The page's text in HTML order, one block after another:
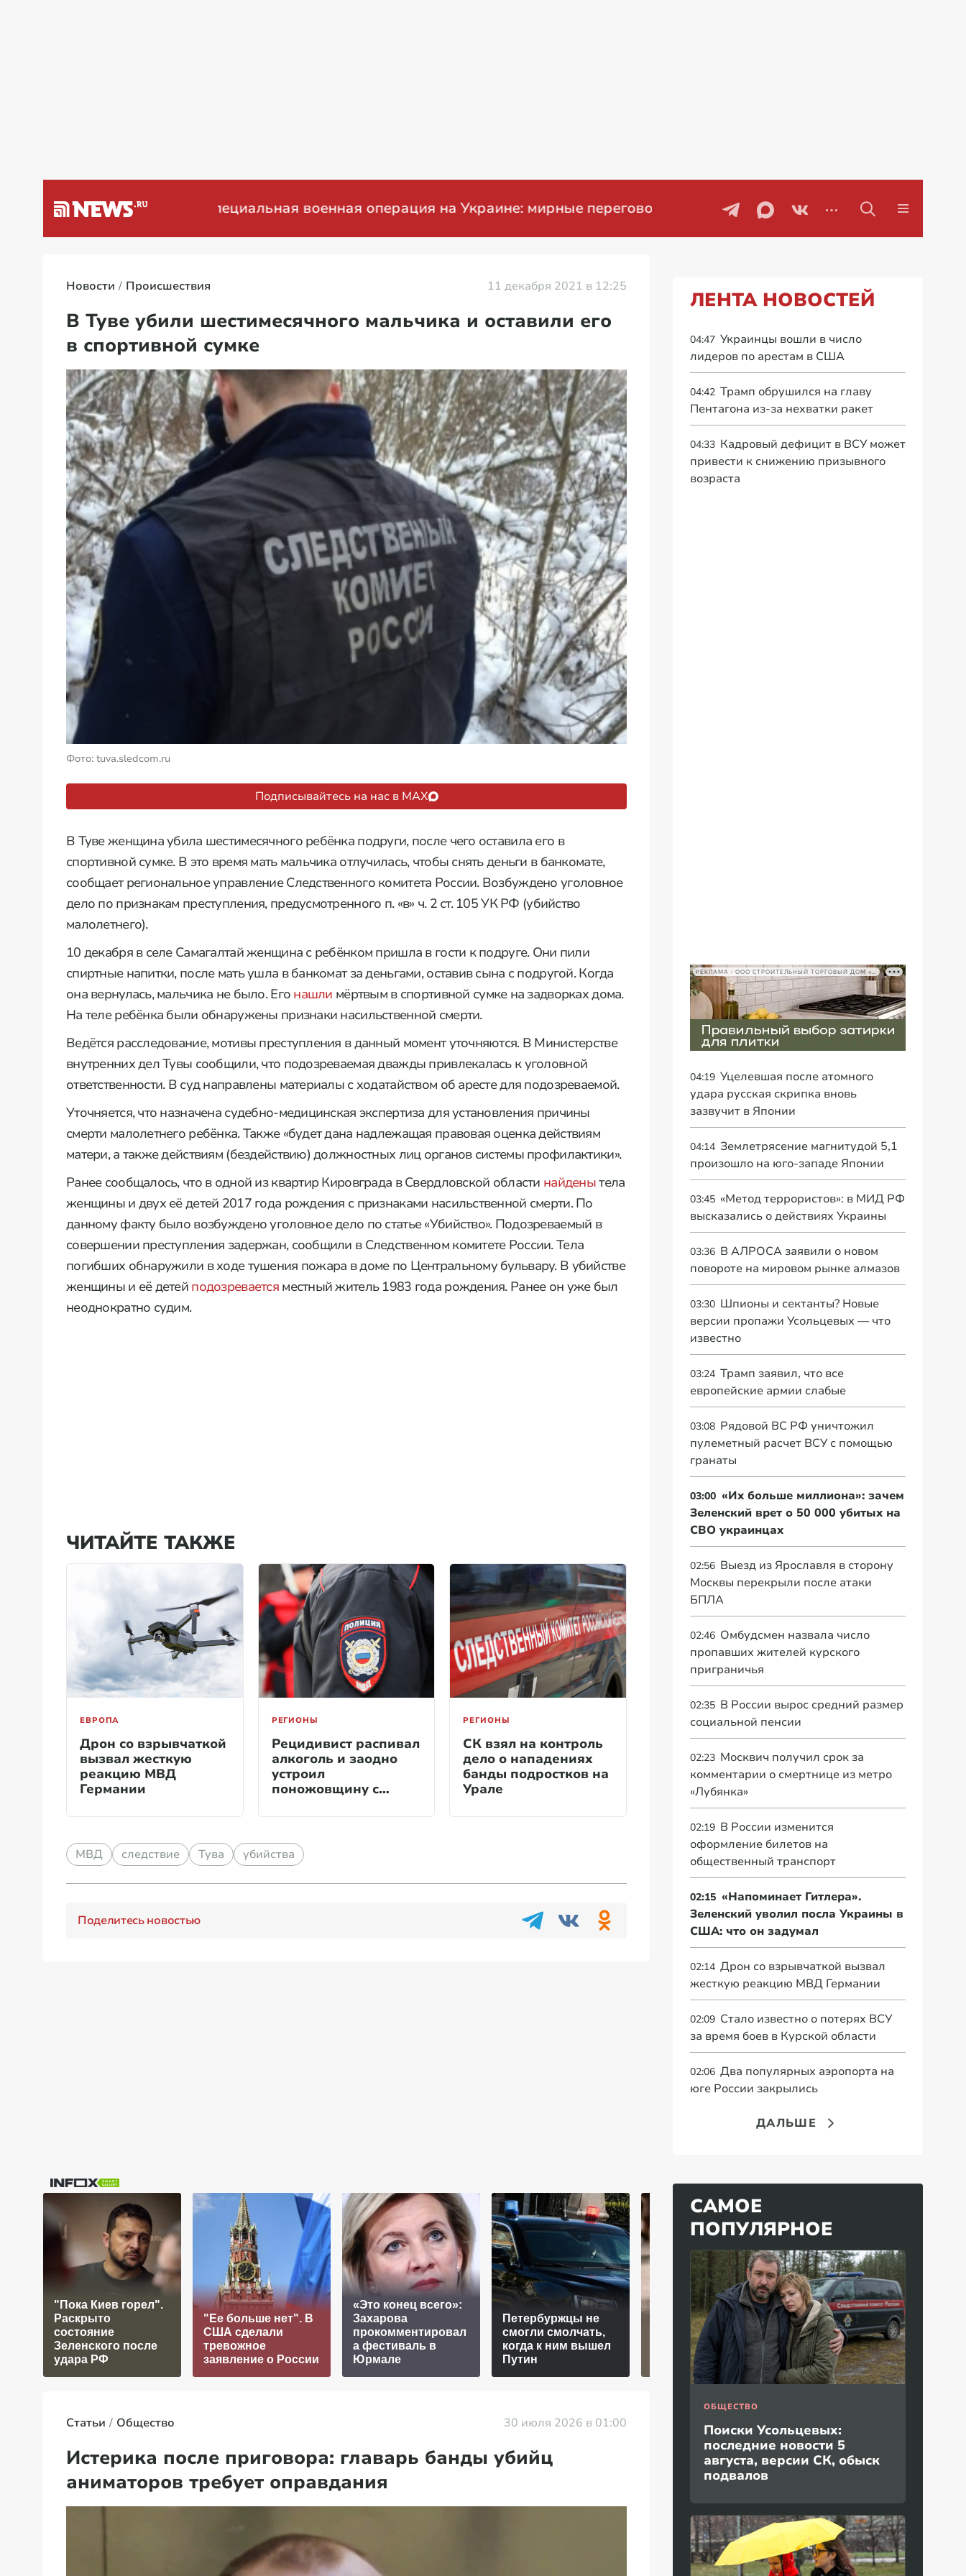
Специальная военная операция на Украине: мирные переговоры Проблемы с бензином в
Новости Происшествия 11 декабря 2021 в 12:25
В Туве убили шестимесячного мальчика и оставили его
в спортивной сумке
Фото: tuva.sledcom.ru
Подписывайтесь на нас в MAX
В Туве женщина убила шестимесячного ребёнка подруги, после чего оставила его в
спортивной сумке. В это время мать мальчика отлучилась, чтобы снять деньги в банкомате,
сообщает региональное управление Следственного комитета России. Возбуждено уголовное
дело по признакам преступления, предусмотренного п. «в» ч. 2 ст. 105 УК РФ (убийство
малолетнего).
10 декабря в селе Самагалтай женщина с ребёнком пришла в гости к подруге. Они пили
спиртные напитки, после мать ушла в банкомат за деньгами, оставив сына с подругой. Когда
она вернулась, мальчика не было. Его нашли мёртвым в спортивной сумке на задворках дома.
На теле ребёнка были обнаружены признаки насильственной смерти.
Ведётся расследование, мотивы преступления в данный момент уточняются. В Министерстве
внутренних дел Тувы сообщили, что подозреваемая дважды привлекалась к уголовной
ответственности. В суд направлены материалы с ходатайством об аресте для подозреваемой.
Уточняется, что назначена судебно-медицинская экспертиза для установления причины
смерти малолетнего ребёнка. Также «будет дана надлежащая правовая оценка действиям
матери, а также действиям (бездействию) должностных лиц органов системы профилактики».
Ранее сообщалось, что в одной из квартир Кировграда в Свердловской области найденытела
женщины и двух её детей 2017 года рождения с признаками насильственной смерти. По
данному факту было возбуждено уголовное дело по статье «Убийство». Подозреваемый в
совершении преступления задержан, сообщили в Следственном комитете России. Тела
погибших обнаружили в ходе тушения пожара в доме по Центральному бульвару. В убийстве
женщины и её детей подозреваетсяместный житель 1983 года рождения. Ранее он уже был
неоднократно судим.
ЧИТАЙТЕ ТАКЖЕ
ЕВРОПА
Дрон со взрывчаткой
вызвал жесткую
реакцию МВД
Германии
РЕГИОНЫ
Рецидивист распивал
алкоголь и заодно
устроил
поножовщину с
РЕГИОНЫ
СК взял на контроль
дело о нападениях
банды подростков на
Урале
МВД следствие Тува убийства
Поделитесь новостью
"Пока Киев горел".
Раскрыто
состояние
Зеленского после
удара РФ
"Ее больше нет". В
США сделали
тревожное
заявление о России
«Это конец всего»:
Захарова
прокомментировал
а фестиваль в
Юрмале
Петербуржцы не
смогли смолчать,
когда к ним вышел
Путин
Киев обречён:
особые войска
зашли в Чернигов
Русское имя стало
супер популярным
среди
новорожденных в
США
Статьи Общество 30 июля 2026 в 01:00
Истерика после приговора: главарь банды убийц
аниматоров требует оправдания
ЛЕНТА НОВОСТЕЙ
04:47 Украинцы вошли в число
лидеров по арестам в США
04:42 Трамп обрушился на главу
Пентагона из-за нехватки ракет
04:33 Кадровый дефицит в ВСУ может
привести к снижению призывного
возраста
04:19 Уцелевшая после атомного
удара русская скрипка вновь
зазвучит в Японии
04:14 Землетрясение магнитудой 5,1
произошло на юго-западе Японии
03:45 «Метод террористов»: в МИД РФ
высказались о действиях Украины
03:36 В АЛРОСА заявили о новом
повороте на мировом рынке алмазов
03:30 Шпионы и сектанты? Новые
версии пропажи Усольцевых — что
известно
03:24 Трамп заявил, что все
европейские армии слабые
03:08 Рядовой ВС РФ уничтожил
пулеметный расчет ВСУ с помощью
гранаты
03:00 «Их больше миллиона»: зачем
Зеленский врет о 50 000 убитых на
СВО украинцах
02:56 Выезд из Ярославля в сторону
Москвы перекрыли после атаки
БПЛА
02:46 Омбудсмен назвала число
пропавших жителей курского
приграничья
02:35 В России вырос средний размер
социальной пенсии
02:23 Москвич получил срок за
комментарии о смертнице из метро
«Лубянка»
02:19 В России изменится
оформление билетов на
общественный транспорт
02:15 «Напоминает Гитлера».
Зеленский уволил посла Украины в
США: что он задумал
02:14 Дрон со взрывчаткой вызвал
жесткую реакцию МВД Германии
02:09 Стало известно о потерях ВСУ
за время боев в Курской области
02:06 Два популярных аэропорта на
юге России закрылись
ДАЛЬШЕ
САМОЕ
ПОПУЛЯРНОЕ
ОБЩЕСТВО
Поиски Усольцевых:
последние новости 5
августа, версии СК, обыск
подвалов